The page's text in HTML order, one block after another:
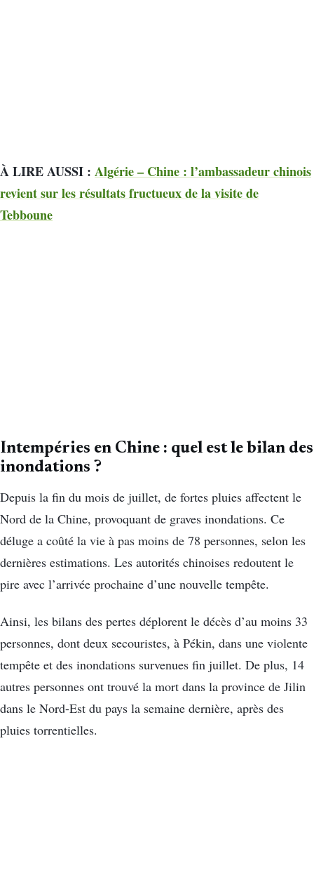
À LIRE AUSSI : Algérie – Chine : l’ambassadeur chinois
revient sur les résultats fructueux de la visite de
Tebboune
Intempéries en Chine : quel est le bilan des
inondations ?
Depuis la fin du mois de juillet, de fortes pluies affectent le
Nord de la Chine, provoquant de graves inondations. Ce
déluge a coûté la vie à pas moins de 78 personnes, selon les
dernières estimations. Les autorités chinoises redoutent le
pire avec l’arrivée prochaine d’une nouvelle tempête.
Ainsi, les bilans des pertes déplorent le décès d’au moins 33
personnes, dont deux secouristes, à Pékin, dans une violente
tempête et des inondations survenues fin juillet. De plus, 14
autres personnes ont trouvé la mort dans la province de Jilin
dans le Nord-Est du pays la semaine dernière, après des
pluies torrentielles.